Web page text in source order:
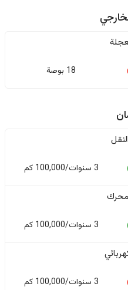
18 بوصة
3 سنوات/100,000 كم
3 سنوات/100,000 كم
3 سنوات/100,000 كم